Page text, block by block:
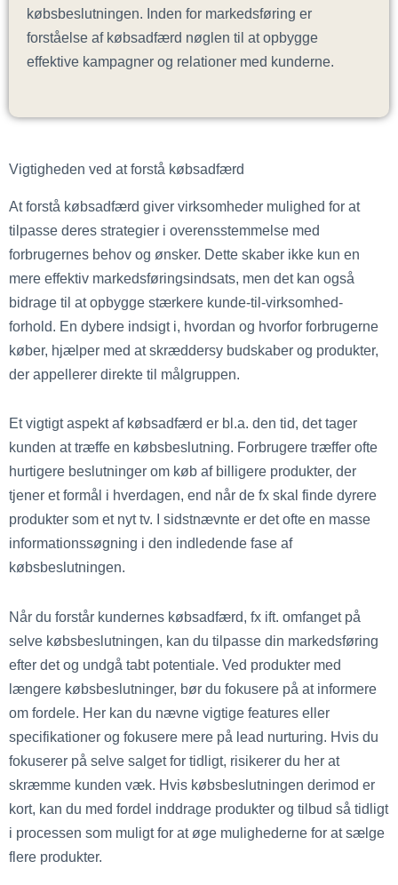
købsbeslutningen. Inden for markedsføring er
forståelse af købsadfærd nøglen til at opbygge
effektive kampagner og relationer med kunderne.
Vigtigheden ved at forstå købsadfærd
At forstå købsadfærd giver virksomheder mulighed for at
tilpasse deres strategier i overensstemmelse med
forbrugernes behov og ønsker. Dette skaber ikke kun en
mere effektiv markedsføringsindsats, men det kan også
bidrage til at opbygge stærkere kunde-til-virksomhed-
forhold. En dybere indsigt i, hvordan og hvorfor forbrugerne
køber, hjælper med at skræddersy budskaber og produkter,
der appellerer direkte til målgruppen.
Et vigtigt aspekt af købsadfærd er bl.a. den tid, det tager
kunden at træffe en købsbeslutning. Forbrugere træffer ofte
hurtigere beslutninger om køb af billigere produkter, der
tjener et formål i hverdagen, end når de fx skal finde dyrere
produkter som et nyt tv. I sidstnævnte er det ofte en masse
informationssøgning i den indledende fase af
købsbeslutningen.
Når du forstår kundernes købsadfærd, fx ift. omfanget på
selve købsbeslutningen, kan du tilpasse din markedsføring
efter det og undgå tabt potentiale. Ved produkter med
længere købsbeslutninger, bør du fokusere på at informere
om fordele. Her kan du nævne vigtige features eller
specifikationer og fokusere mere på lead nurturing. Hvis du
fokuserer på selve salget for tidligt, risikerer du her at
skræmme kunden væk. Hvis købsbeslutningen derimod er
kort, kan du med fordel inddrage produkter og tilbud så tidligt
i processen som muligt for at øge mulighederne for at sælge
flere produkter.